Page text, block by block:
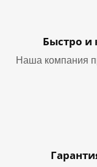
Быстро и
Наша компания